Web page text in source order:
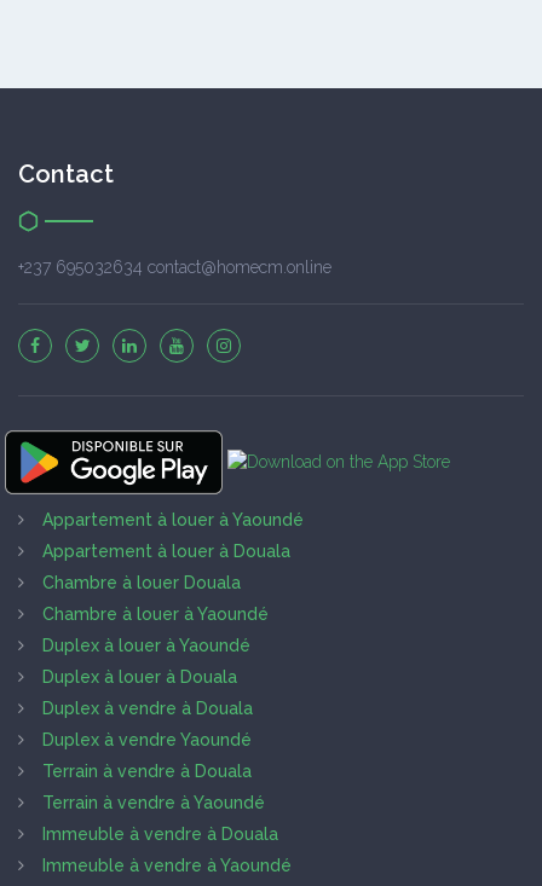
Contact
+237 695032634 contact@homecm.online
Appartement à louer à Yaoundé
Appartement à louer à Douala
Chambre à louer Douala
Chambre à louer à Yaoundé
Duplex à louer à Yaoundé
Duplex à louer à Douala
Duplex à vendre à Douala
Duplex à vendre Yaoundé
Terrain à vendre à Douala
Terrain à vendre à Yaoundé
Immeuble à vendre à Douala
Immeuble à vendre à Yaoundé